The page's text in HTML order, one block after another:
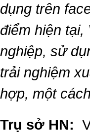
dụng trên
điểm hiện tại,
nghiệp, sử
trải nghiệm
hợp, một
Trụ sở HN: